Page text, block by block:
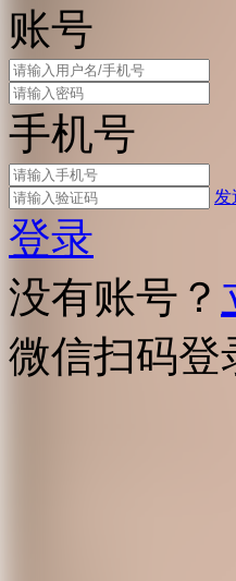
账号
手机号
发
登录
没有账号？
微信扫码登